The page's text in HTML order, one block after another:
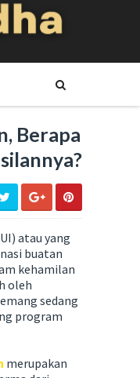
Berapa
atau yang
buatan
kehamilan
oleh
sedang
program
merupakan